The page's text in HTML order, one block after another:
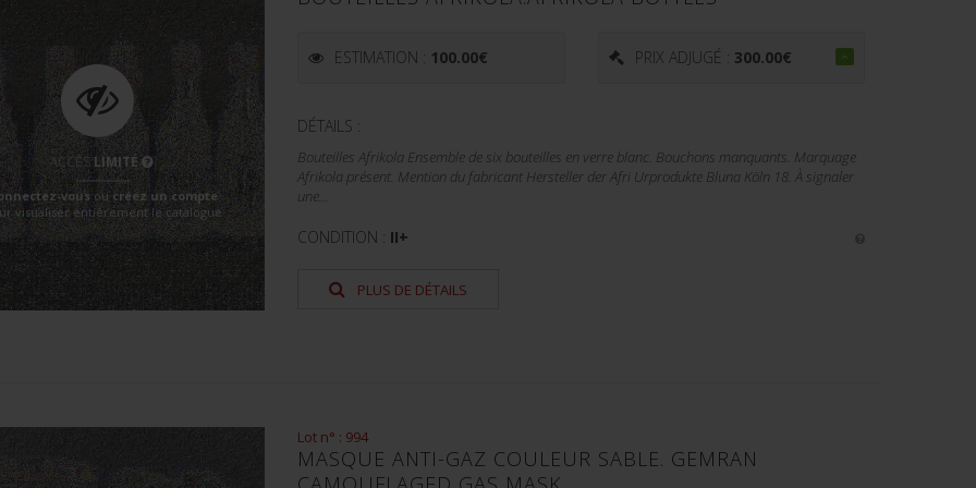
ACCÈSLIMITÉ
vousou créez un compte
visualiser entièrement le catalogue
ESTIMATION : 100.00€ PRIX ADJUGÉ : 300.00€
DÉTAILS :
Bouteilles Afrikola Ensemble de six bouteilles en verre blanc. Bouchons manquants. Marquage
Afrikola présent. Mention du fabricant Hersteller der Afri Urprodukte Bluna Köln 18. À signaler
une...
CONDITION : II+
PLUS DE DÉTAILS
Lot n° : 994
MASQUE ANTI-GAZ COULEUR SABLE. GEMRAN